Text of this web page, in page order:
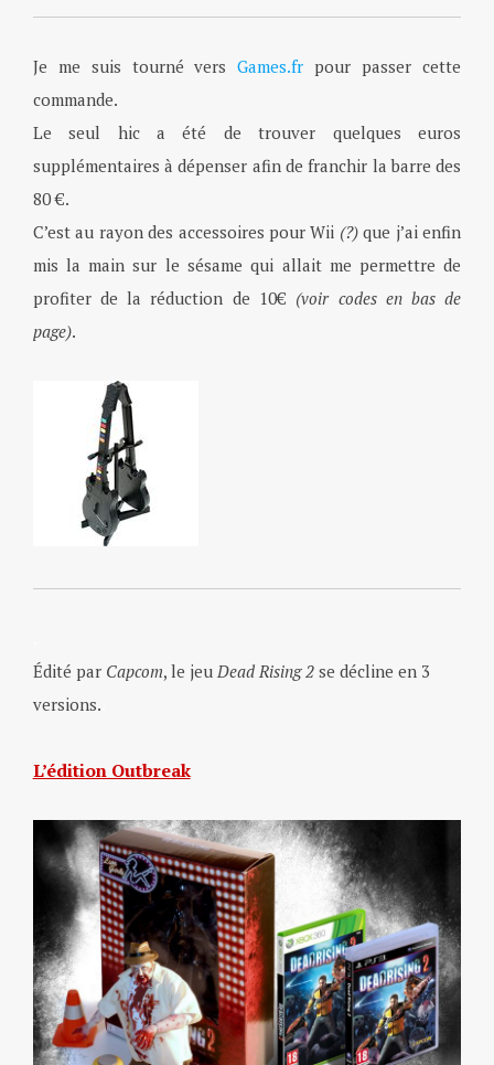
Je me suis tourné versGames.fr pour passer cette
commande.
Le seul hic a été de trouver quelques euros
supplémentaires à dépenser afin de franchir la barre des
80 €.
C’est au rayon des accessoires pour Wii (?)que j’ai enfin
mis la main sur le sésame qui allait me permettre de
profiter de la réduction de 10€ (voir codes en bas de
page).
Édité par Capcom, le jeu Dead Rising 2se décline en 3
versions.
L’édition Outbreak